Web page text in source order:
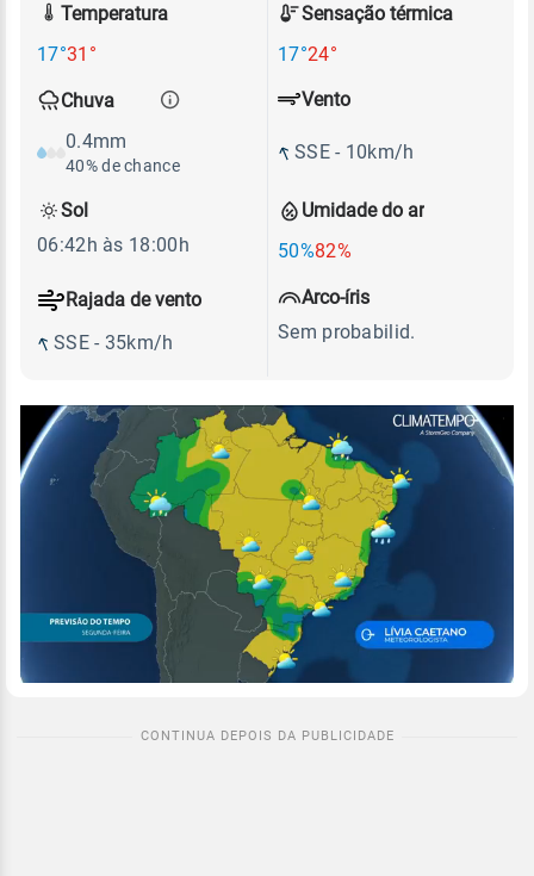
Temperatura
17°31°
Sensação térmica
17°24°
Chuva
0.4mm
40% de chance
Umidade do ar
50%82%
Vento
SSE - 10km/h
Rajada de vento
SSE - 35km/h
Sol
06:42h às 18:00h
Arco-íris
Sem probabilid.